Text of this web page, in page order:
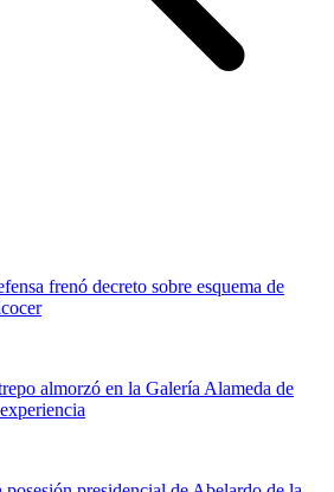
frenó decreto sobre esquema de
almorzó en la Galería Alameda de